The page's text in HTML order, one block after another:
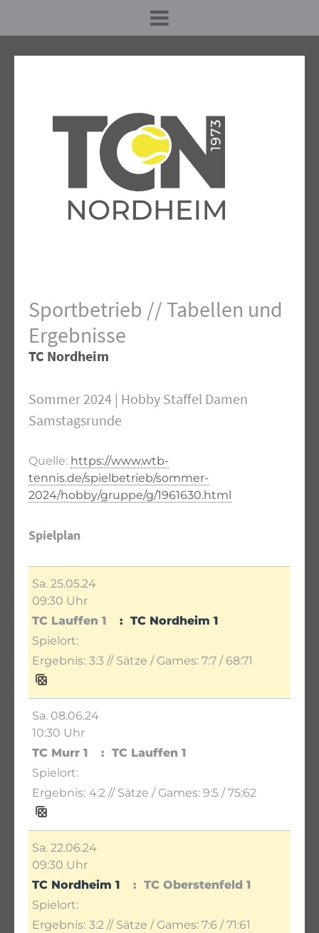
Sportbetrieb // Tabellen und
Ergebnisse
TC Nordheim
Sommer 2024 | Hobby Staffel Damen
Samstagsrunde
Quelle: https://www.wtb-
tennis.de/spielbetrieb/sommer-
2024/hobby/gruppe/g/1961630.html
Spielplan
Sa. 25.05.24
09:30 Uhr
TC Lauffen 1
TC Nordheim 1
3:3 // Sätze / Games: 7:7 / 68:71
Sa. 08.06.24
10:30 Uhr
TC Murr 1
TC Lauffen 1
4:2 // Sätze / Games: 9:5 / 75:62
Sa. 22.06.24
09:30 Uhr
TC Nordheim 1
TC Oberstenfeld 1
3:2 // Sätze / Games: 7:6 / 71:61